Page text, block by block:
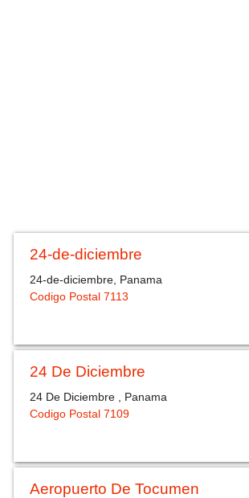
24-de-diciembre
24-de-diciembre, Panama
Codigo Postal 7113
24 De Diciembre
24 De Diciembre , Panama
Codigo Postal 7109
Aeropuerto De Tocumen